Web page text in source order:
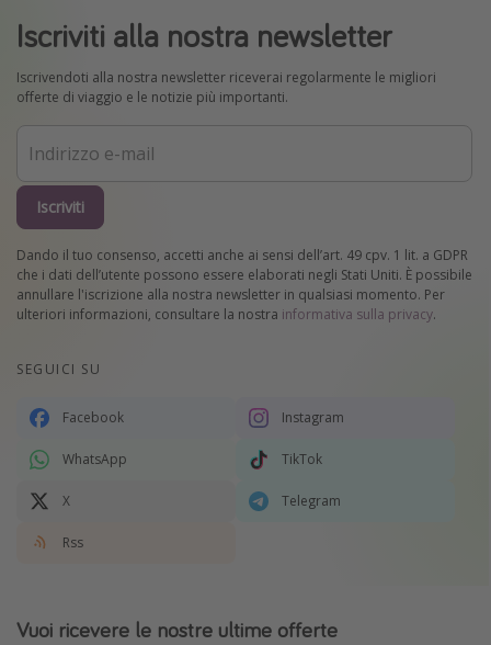
Iscriviti alla nostra newsletter
Iscrivendoti alla nostra newsletter riceverai regolarmente le migliori
offerte di viaggio e le notizie più importanti.
Iscriviti
Dando il tuo consenso, accetti anche ai sensi dell’art. 49 cpv. 1 lit. a GDPR
che i dati dell’utente possono essere elaborati negli Stati Uniti. È possibile
annullare l'iscrizione alla nostra newsletter in qualsiasi momento. Per
ulteriori informazioni, consultare la nostra informativa sulla privacy.
SEGUICI SU
Facebook Instagram
WhatsApp TikTok
X Telegram
Rss
Vuoi ricevere le nostre ultime offerte